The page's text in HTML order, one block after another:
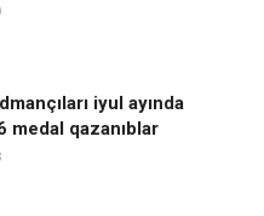
iyul ayında
medal qazanıblar